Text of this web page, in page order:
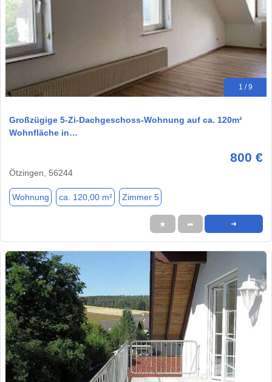
1 / 9
Großzügige 5-Zi-Dachgeschoss-Wohnung auf ca. 120m²
Wohnfläche in…
800 €
Ötzingen, 56244
Wohnung ca. 120,00 m² Zimmer 5
★ ➦ ➜